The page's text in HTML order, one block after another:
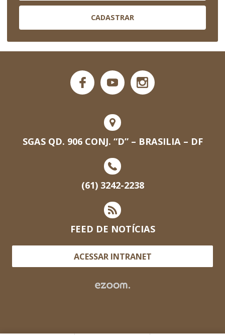
CADASTRAR
SGAS QD. 906 CONJ. “D” – BRASILIA – DF
(61) 3242-2238
FEED DE NOTÍCIAS
ACESSAR INTRANET